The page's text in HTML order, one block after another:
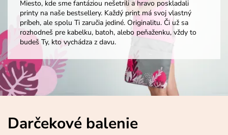
Miesto, kde sme fantáziou nešetrili a hravo poskladali
printy na naše bestsellery. Každý print má svoj vlastný
príbeh, ale spolu Ti zaručia jediné. Originalitu. Či už sa
rozhodneš pre kabelku, batoh, alebo peňaženku, vždy to
budeš Ty, kto vychádza z davu.
Darčekové balenie